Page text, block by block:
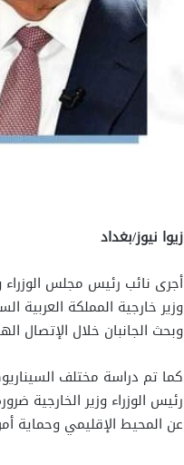
زيوا نيوز/بغداد
وزير خارجية المملكة
وبحث الجانبان خلال الإتصال
كما تم دراسة مختلف
رئيس الوزراء وزير الخارجية
عن المحيط الإقليمي وحماية